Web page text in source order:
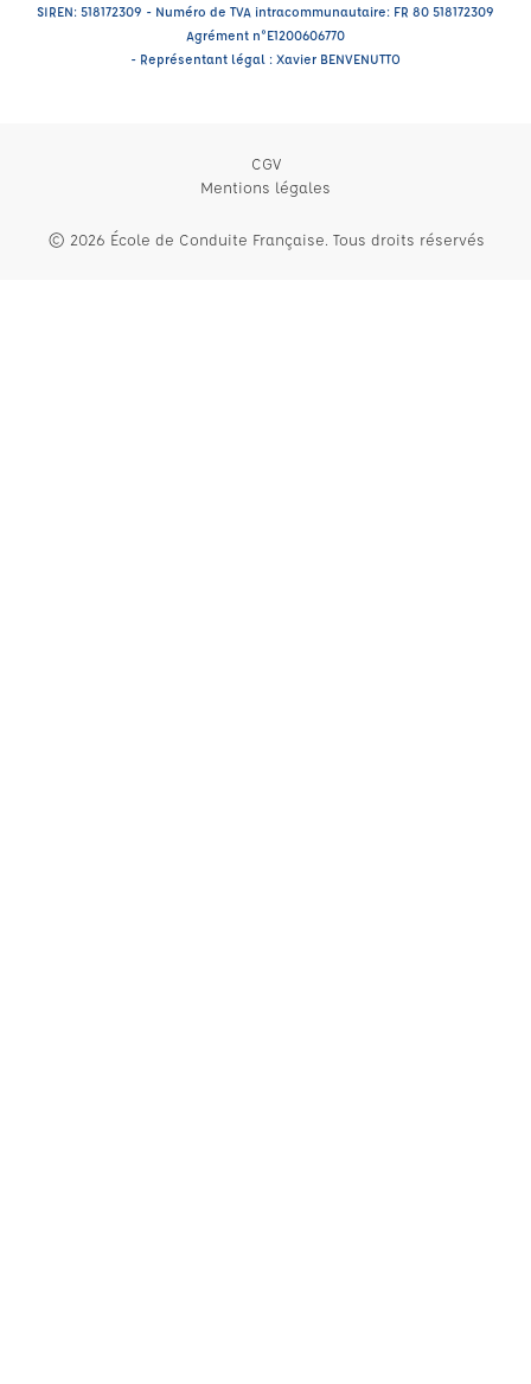
SIREN: 518172309 - Numéro de TVA intracommunautaire: FR 80 518172309
Agrément n°E1200606770
- Représentant légal : Xavier BENVENUTTO
CGV
Mentions légales
© 2026 École de Conduite Française. Tous droits réservés